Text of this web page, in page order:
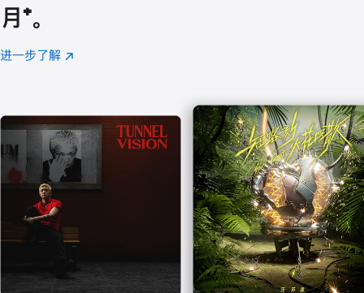
月 脚
注
⁺。
进一步了解 Apple
(在
口
中
打
开)